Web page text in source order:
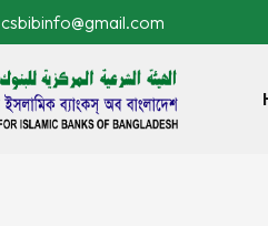
csbibinfo@gmail.com